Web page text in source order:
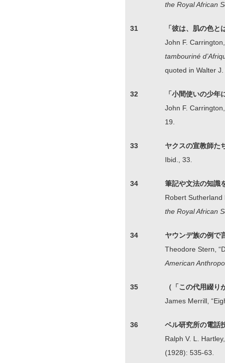
the Royal African
31
「彼は、肌の色
John F. Carrington,
tambouriné
quoted in Walter J.
32
「小間使いの少
John F. Carrington,
19.
33
ヤクスの宣教師た
Ibid., 33.
34
筆記や文法の知識
Robert Sutherland
the Royal African
34
ヤウンデ族の例で
Theodore Stern,
American
35
（「この代用綴
James Merrill,
36
ベル研究所の電話
Ralph V. L.
(1928): 535-63.